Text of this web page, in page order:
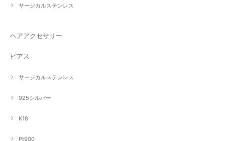
サージカルステンレス
ヘアアクセサリー
ピアス
サージカルステンレス
925シルバー
K18
Pt900